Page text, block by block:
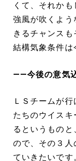
くて、それか
強風が吹くよ
きるチャンスも
結構気象条件は
――今後の意気
ＬＳチームが
たちのウイス
るというものと
ので、その３人
ていきたいです